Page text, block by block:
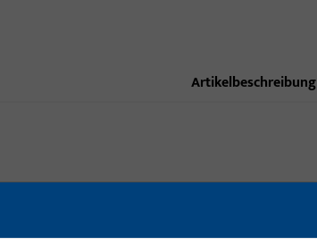
Artikelbeschreibung